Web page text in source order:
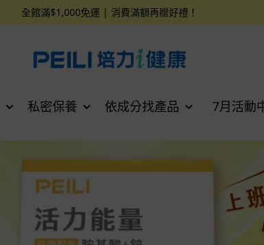
全館滿$1,000免運 | 消費滿額再贈好禮！
私密保養 依成分找產品 7月活動